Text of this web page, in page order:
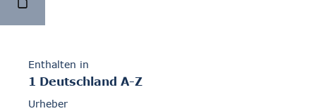
Enthalten in
1 Deutschland A-Z
Urheber